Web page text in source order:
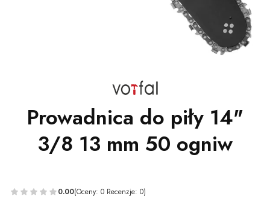
Prowadnica do piły 14"
3/8 13 mm 50 ogniw
0.00(Oceny: 0 Recenzje: 0)